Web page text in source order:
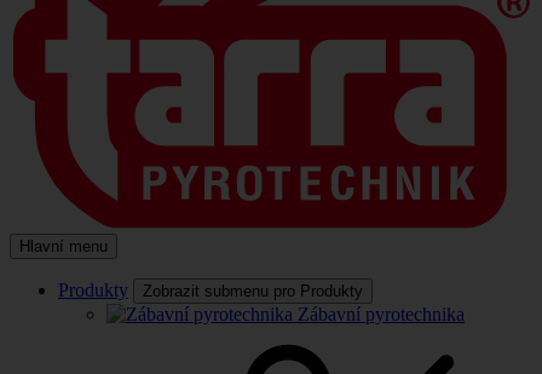
Hlavní menu
Produkty Zobrazit submenu pro Produkty
Zábavní pyrotechnika